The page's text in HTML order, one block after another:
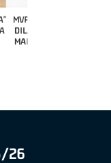
'26 -
26